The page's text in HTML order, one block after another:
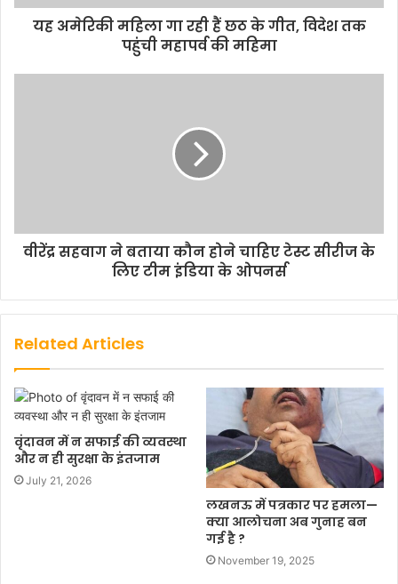
यह अमेरिकी महिला गा रही हैं छठ के गीत, विदेश तक
पहुंची महापर्व की महिमा
वीरेंद्र सहवाग ने बताया कौन होने चाहिए टेस्ट सीरीज के
लिए टीम इंडिया के ओपनर्स
Related Articles
वृंदावन में न सफाई की व्यवस्था
और न ही सुरक्षा के इंतजाम
July 21, 2026
लखनऊ में पत्रकार पर हमला—
क्या आलोचना अब गुनाह बन
गई है ?
November 19, 2025